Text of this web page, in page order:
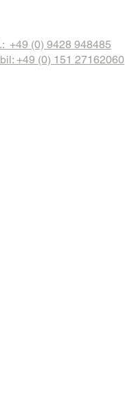
+49 (0) 9428 948485
+49 (0) 151 27162060